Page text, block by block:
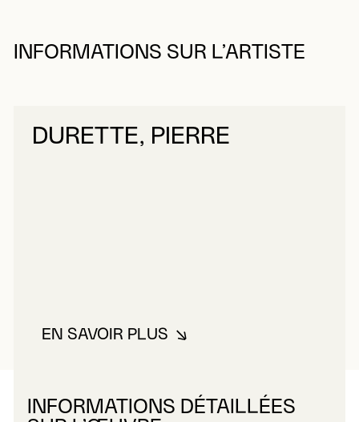
INFORMATIONS SUR L’ARTISTE
DURETTE, PIERRE
EN SAVOIR PLUSÀ PROPOS DE DURETTE, PIERRE
INFORMATIONS DÉTAILLÉES